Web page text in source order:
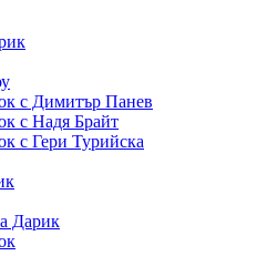
с Димитър Панев
с Надя Брайт
с Гери Турийска
Дарик